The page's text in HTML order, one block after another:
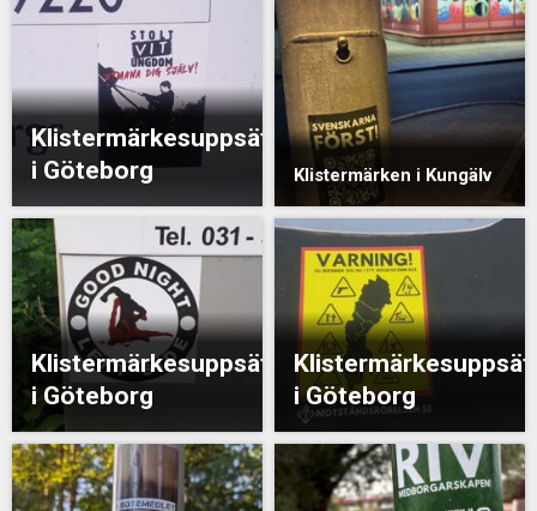
Klistermärkesuppsättning
i Göteborg
Klistermärken i Kungälv
Klistermärkesuppsättning
i Göteborg
i Göteborg